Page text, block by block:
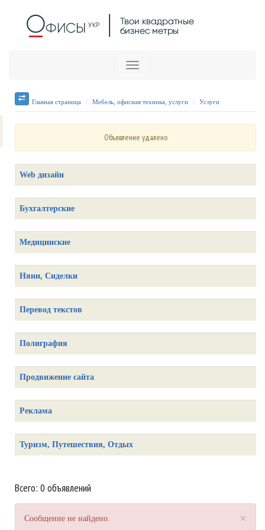
Меню
Главная страница Мебель, офисная техника, услуги Услуги
Объявление удалено
Web дизайн
Бухгалтерские
Медицинские
Няни, Сиделки
Перевод текстов
Полиграфия
Продвижение сайта
Реклама
Туризм, Путешествия, Отдых
Всего: 0 объявлений
×
Сообщение не найдено.